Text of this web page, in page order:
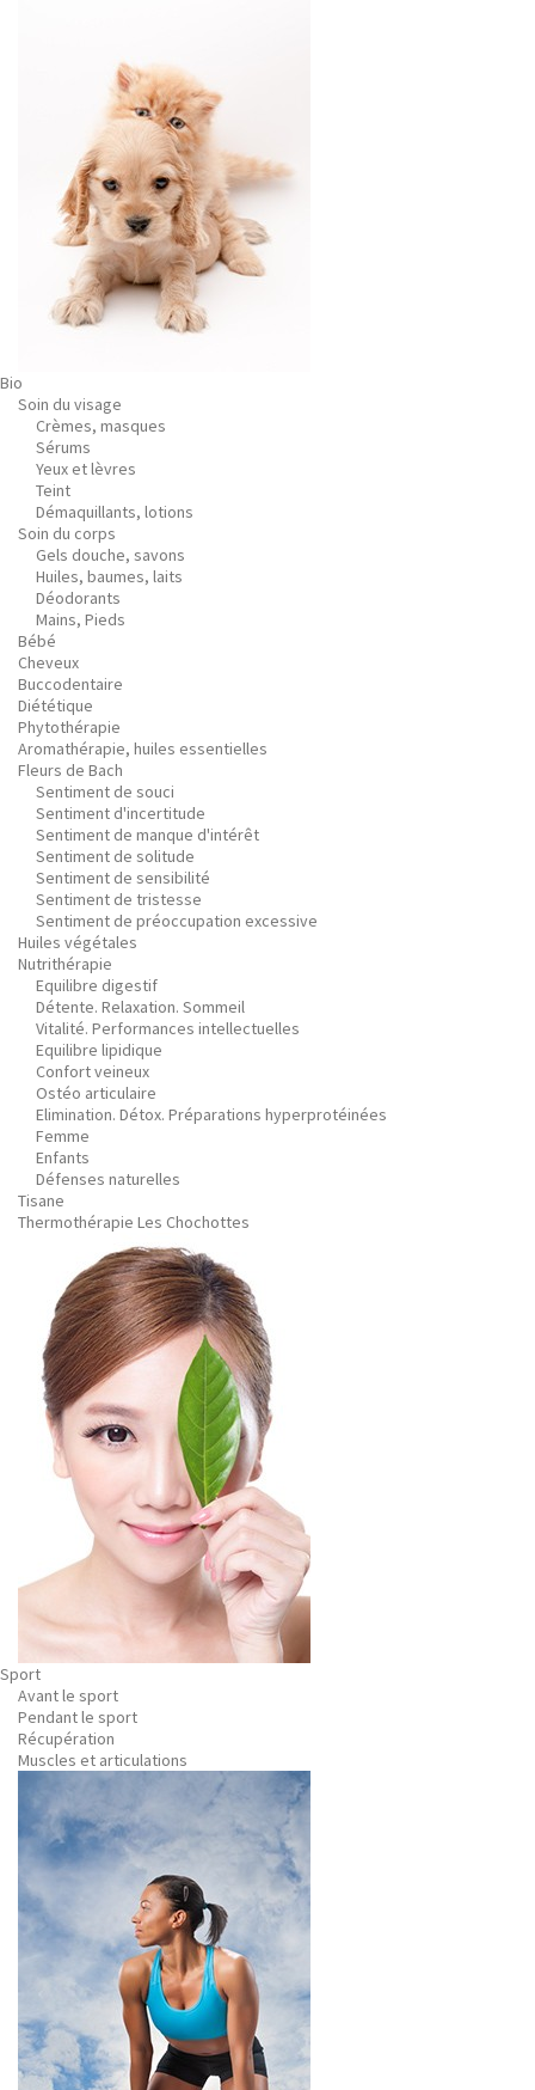
Bio
Soin du visage
Crèmes, masques
Sérums
Yeux et lèvres
Teint
Démaquillants, lotions
Soin du corps
Gels douche, savons
Huiles, baumes, laits
Déodorants
Mains, Pieds
Bébé
Cheveux
Buccodentaire
Diététique
Phytothérapie
Aromathérapie, huiles essentielles
Fleurs de Bach
Sentiment de souci
Sentiment d'incertitude
Sentiment de manque d'intérêt
Sentiment de solitude
Sentiment de sensibilité
Sentiment de tristesse
Sentiment de préoccupation excessive
Huiles végétales
Nutrithérapie
Equilibre digestif
Détente. Relaxation. Sommeil
Vitalité. Performances intellectuelles
Equilibre lipidique
Confort veineux
Ostéo articulaire
Elimination. Détox. Préparations hyperprotéinées
Femme
Enfants
Défenses naturelles
Tisane
Thermothérapie Les Chochottes
Sport
Avant le sport
Pendant le sport
Récupération
Muscles et articulations